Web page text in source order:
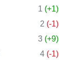
1 (+1)
2 (-1)
3 (+9)
4 (-1)